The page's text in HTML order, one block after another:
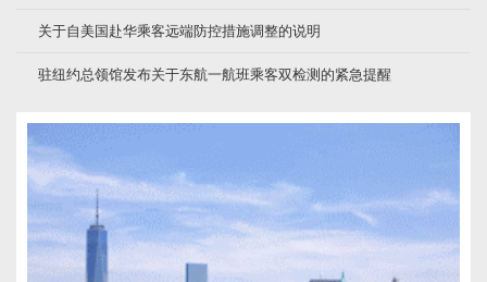
关于自美国赴华乘客远端防控措施调整的说明
驻纽约总领馆发布关于东航一航班乘客双检测的紧急提醒